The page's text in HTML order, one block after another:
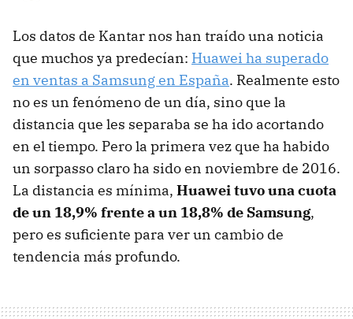
Los datos de Kantar nos han traído una noticia
que muchos ya predecían: Huawei ha superado
en ventas a Samsung en España. Realmente esto
no es un fenómeno de un día, sino que la
distancia que les separaba se ha ido acortando
en el tiempo. Pero la primera vez que ha habido
un sorpasso claro ha sido en noviembre de 2016.
La distancia es mínima, Huawei tuvo una cuota
de un 18,9% frente a un 18,8% de Samsung,
pero es suficiente para ver un cambio de
tendencia más profundo.